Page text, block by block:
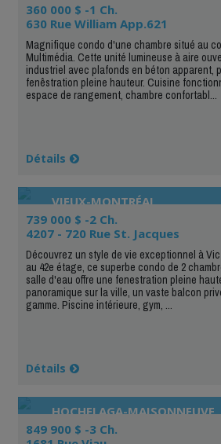
360 000 $ -1 Ch.
630 Rue William App.621
Magnifique condo d'une chambre situé au
Multimédia. Cette unité lumineuse à aire
industriel avec plafonds en béton apparent,
fenêstration pleine hauteur. Cuisine
espace de rangement, chambre confortabl...
Détails
VIEUX-MONTRÉAL
739 000 $ -2 Ch.
4207 - 720 Rue St. Jacques
Découvrez un style de vie exceptionnel à
au 42e étage, ce superbe condo de 2
salle d'eau offre une fenestration pleine
panoramique sur la ville, un vaste balcon
gamme. Piscine intérieure, gym, ...
Détails
HOCHELAGA-MAISONNEUVE
849 900 $ -3 Ch.